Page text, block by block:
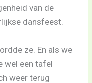
van de
dansfeest.
ze. En als we
wel een tafel
weer terug